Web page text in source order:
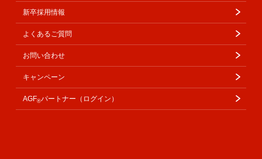
新卒採用情報
よくあるご質問
お問い合わせ
キャンペーン
AGF®パートナー（ログイン）